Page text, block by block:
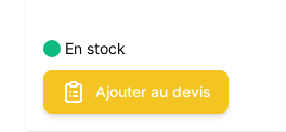
En stock
Ajouter au devis